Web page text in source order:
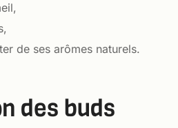
de ses arômes naturels.
des buds